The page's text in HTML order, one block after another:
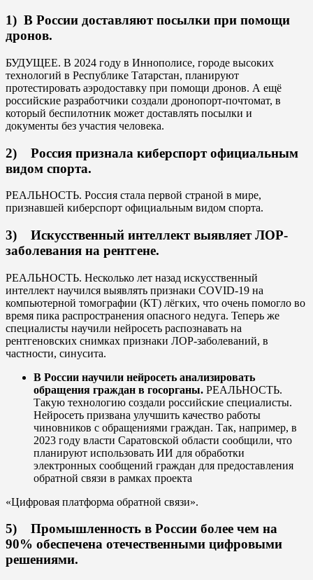
1) В России доставляют посылки при помощи
дронов.
БУДУЩЕЕ. В 2024 году в Иннополисе, городе высоких
технологий в Республике Татарстан, планируют
протестировать аэродоставку при помощи дронов. А ещё
российские разработчики создали дронопорт-почтомат, в
который беспилотник может доставлять посылки и
документы без участия человека.
2) Россия признала киберспорт официальным
видом спорта.
РЕАЛЬНОСТЬ. Россия стала первой страной в мире,
признавшей киберспорт официальным видом спорта.
3) Искусственный интеллект выявляет ЛОР-
заболевания на рентгене.
РЕАЛЬНОСТЬ. Несколько лет назад искусственный
интеллект научился выявлять признаки COVID-19 на
компьютерной томографии (КТ) лёгких, что очень помогло во
время пика распространения опасного недуга. Теперь же
специалисты научили нейросеть распознавать на
рентгеновских снимках признаки ЛОР-заболеваний, в
частности, синусита.
В России научили нейросеть анализировать
обращения граждан в госорганы. РЕАЛЬНОСТЬ.
Такую технологию создали российские специалисты.
Нейросеть призвана улучшить качество работы
чиновников с обращениями граждан. Так, например, в
2023 году власти Саратовской области сообщили, что
планируют использовать ИИ для обработки
электронных сообщений граждан для предоставления
обратной связи в рамках проекта
«Цифровая платформа обратной связи».
5) Промышленность в России более чем на
90% обеспечена отечественными цифровыми
решениями.